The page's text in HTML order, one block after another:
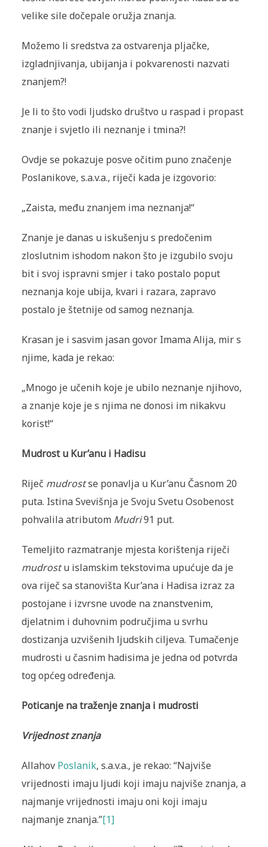
velike sile dočepale oružja znanja.
Možemo li sredstva za ostvarenja pljačke,
izgladnjivanja, ubijanja i pokvarenosti nazvati
znanjem?!
Je li to što vodi ljudsko društvo u raspad i propast
znanje i svjetlo ili neznanje i tmina?!
Ovdje se pokazuje posve očitim puno značenje
Poslanikove, s.a.v.a., riječi kada je izgovorio:
„Zaista, među znanjem ima neznanja!“
Znanje je danas u iskušenju s predočenim
zloslutnim ishodom nakon što je izgubilo svoju
bit i svoj ispravni smjer i tako postalo poput
neznanja koje ubija, kvari i razara, zapravo
postalo je štetnije od samog neznanja.
Krasan je i sasvim jasan govor Imama Alija, mir s
njime, kada je rekao:
„Mnogo je učenih koje je ubilo neznanje njihovo,
a znanje koje je s njima ne donosi im nikakvu
korist!“
Mudrost u Kur’anu i Hadisu
Riječ mudrostse ponavlja u Kur’anu Časnom 20
puta. Istina Svevišnja je Svoju Svetu Osobenost
pohvalila atributom Mudri91 put.
Temeljito razmatranje mjesta korištenja riječi
mudrostu islamskim tekstovima upućuje da je
ova riječ sa stanovišta Kur’ana i Hadisa izraz za
postojane i izvrsne uvode na znanstvenim,
djelatnim i duhovnim područjima u svrhu
dostizanja uzvišenih ljudskih ciljeva. Tumačenje
mudrosti u časnim hadisima je jedna od potvrda
tog općeg određenja.
Poticanje na traženje znanja i mudrosti
Vrijednost znanja
Allahov Poslanik, s.a.v.a., je rekao: “Najviše
vrijednosti imaju ljudi koji imaju najviše znanja, a
najmanje vrijednosti imaju oni koji imaju
najmanje znanja.”[1]